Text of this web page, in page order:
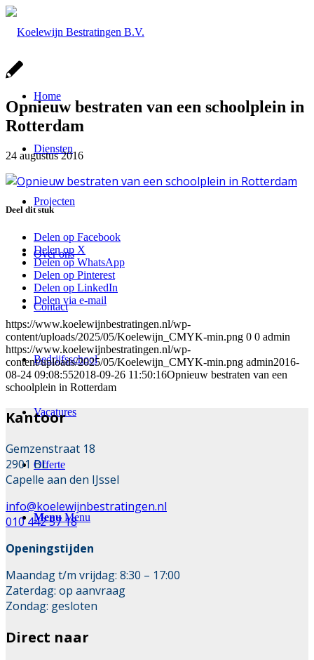
Home
Diensten
Projecten
Over ons
Contact
Bedrijfsschool
Vacatures
Offerte
Menu Menu
Opnieuw bestraten van een schoolplein in
Rotterdam
24 augustus 2016
Deel dit stuk
Delen op Facebook
Delen op X
Delen op WhatsApp
Delen op Pinterest
Delen op LinkedIn
Delen via e-mail
https://www.koelewijnbestratingen.nl/wp-
content/uploads/2025/05/Koelewijn_CMYK-min.png 0 0 admin
https://www.koelewijnbestratingen.nl/wp-
content/uploads/2025/05/Koelewijn_CMYK-min.png admin2016-
08-24 09:08:552018-09-26 11:50:16Opnieuw bestraten van een
schoolplein in Rotterdam
Kantoor
Gemzenstraat 18
2901 BL
Capelle aan den IJssel
info@koelewijnbestratingen.nl
010 442 57 18
Openingstijden
Maandag t/m vrijdag: 8:30 – 17:00
Zaterdag: op aanvraag
Zondag: gesloten
Direct naar